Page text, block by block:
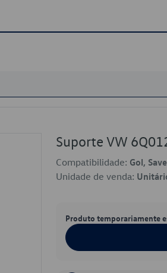
Suporte VW
Compatibilidade: Gol,
Unidade de venda:
Produto temporariamente